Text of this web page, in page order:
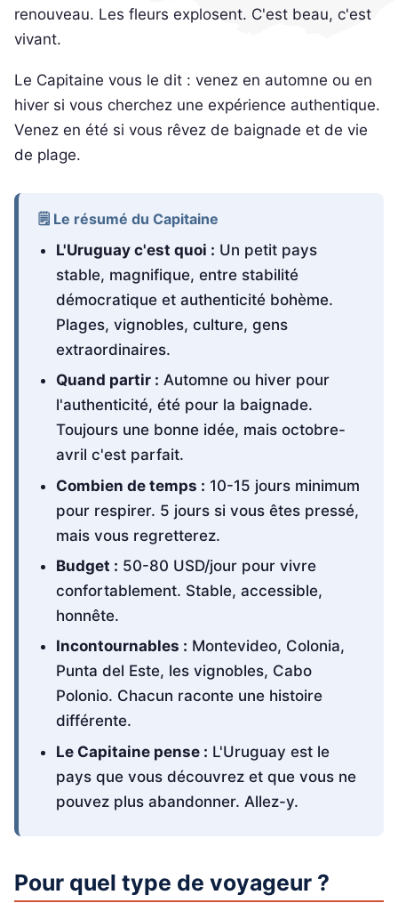
renouveau. Les fleurs explosent. C'est beau, c'est
vivant.
Le Capitaine vous le dit : venez en automne ou en
hiver si vous cherchez une expérience authentique.
Venez en été si vous rêvez de baignade et de vie
de plage.
🗒️ Le résumé du Capitaine
L'Uruguay c'est quoi : Un petit pays
stable, magnifique, entre stabilité
démocratique et authenticité bohème.
Plages, vignobles, culture, gens
extraordinaires.
Quand partir : Automne ou hiver pour
l'authenticité, été pour la baignade.
Toujours une bonne idée, mais octobre-
avril c'est parfait.
Combien de temps : 10-15 jours minimum
pour respirer. 5 jours si vous êtes pressé,
mais vous regretterez.
Budget : 50-80 USD/jour pour vivre
confortablement. Stable, accessible,
honnête.
Incontournables : Montevideo, Colonia,
Punta del Este, les vignobles, Cabo
Polonio. Chacun raconte une histoire
différente.
Le Capitaine pense : L'Uruguay est le
pays que vous découvrez et que vous ne
pouvez plus abandonner. Allez-y.
Pour quel type de voyageur ?